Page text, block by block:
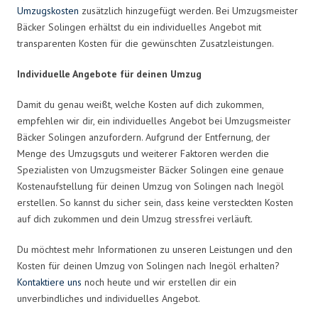
Umzugskosten zusätzlich hinzugefügt werden. Bei Umzugsmeister
Bäcker Solingen erhältst du ein individuelles Angebot mit
transparenten Kosten für die gewünschten Zusatzleistungen.
Individuelle Angebote für deinen Umzug
Damit du genau weißt, welche Kosten auf dich zukommen,
empfehlen wir dir, ein individuelles Angebot bei Umzugsmeister
Bäcker Solingen anzufordern. Aufgrund der Entfernung, der
Menge des Umzugsguts und weiterer Faktoren werden die
Spezialisten von Umzugsmeister Bäcker Solingen eine genaue
Kostenaufstellung für deinen Umzug von Solingen nach Inegöl
erstellen. So kannst du sicher sein, dass keine versteckten Kosten
auf dich zukommen und dein Umzug stressfrei verläuft.
Du möchtest mehr Informationen zu unseren Leistungen und den
Kosten für deinen Umzug von Solingen nach Inegöl erhalten?
Kontaktiere uns noch heute und wir erstellen dir ein
unverbindliches und individuelles Angebot.